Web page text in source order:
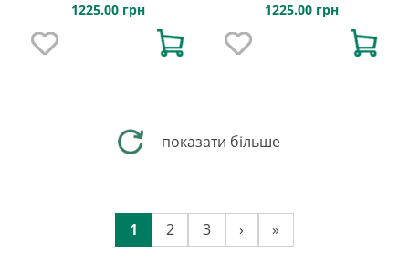
1225.00 грн 1225.00 грн
показати більше
1 2 3 › »